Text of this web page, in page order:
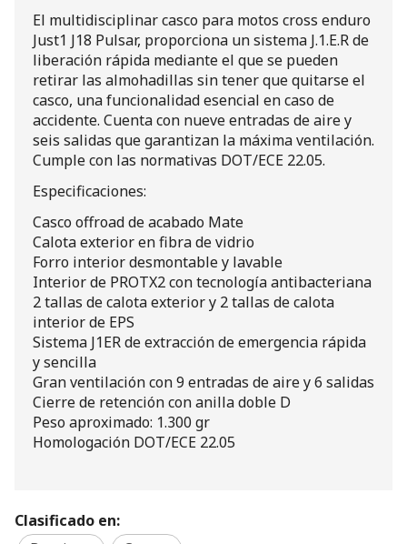
El multidisciplinar casco para motos cross enduro
Just1 J18 Pulsar, proporciona un sistema J.1.E.R de
liberación rápida mediante el que se pueden
retirar las almohadillas sin tener que quitarse el
casco, una funcionalidad esencial en caso de
accidente. Cuenta con nueve entradas de aire y
seis salidas que garantizan la máxima ventilación.
Cumple con las normativas DOT/ECE 22.05.
Especificaciones:
Casco offroad de acabado Mate
Calota exterior en fibra de vidrio
Forro interior desmontable y lavable
Interior de PROTX2 con tecnología antibacteriana
2 tallas de calota exterior y 2 tallas de calota
interior de EPS
Sistema J1ER de extracción de emergencia rápida
y sencilla
Gran ventilación con 9 entradas de aire y 6 salidas
Cierre de retención con anilla doble D
Peso aproximado: 1.300 gr
Homologación DOT/ECE 22.05
Clasificado en: